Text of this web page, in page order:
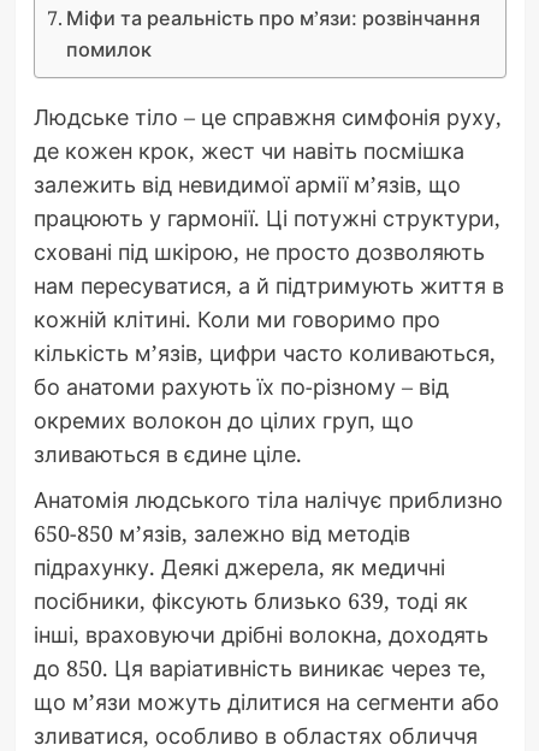
Міфи та реальність про м’язи: розвінчання
помилок
Людське тіло – це справжня симфонія руху,
де кожен крок, жест чи навіть посмішка
залежить від невидимої армії м’язів, що
працюють у гармонії. Ці потужні структури,
сховані під шкірою, не просто дозволяють
нам пересуватися, а й підтримують життя в
кожній клітині. Коли ми говоримо про
кількість м’язів, цифри часто коливаються,
бо анатоми рахують їх по-різному – від
окремих волокон до цілих груп, що
зливаються в єдине ціле.
Анатомія людського тіла налічує приблизно
650-850 м’язів, залежно від методів
підрахунку. Деякі джерела, як медичні
посібники, фіксують близько 639, тоді як
інші, враховуючи дрібні волокна, доходять
до 850. Ця варіативність виникає через те,
що м’язи можуть ділитися на сегменти або
зливатися, особливо в областях обличчя